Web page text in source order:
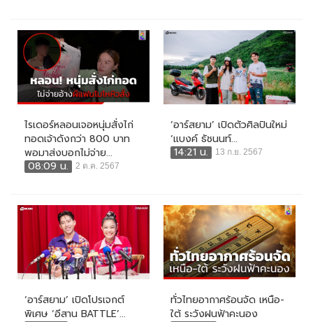
ไรเดอร์หลอนเจอหนุ่มสั่งไก่
ทอดเจ้าดังกว่า 800 บาท
พอมาส่งบอกไม่จ่าย...
08:09 น.
2 ต.ค. 2567
‘อาร์สยาม’ เปิดตัวศิลปินใหม่
‘แบงค์ ธัชนนท์...
14:21 น.
13 ก.ย. 2567
‘อาร์สยาม’ เปิดโปรเจกต์
พิเศษ ‘อีสาน BATTLE’...
ทั่วไทยอากาศร้อนจัด เหนือ-
ใต้ ระวังฝนฟ้าคะนอง